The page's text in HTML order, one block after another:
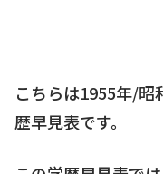
こちらは1955年/昭
歴早見表です。